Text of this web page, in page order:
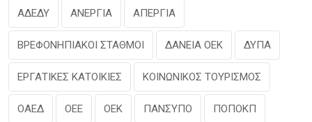
ΑΔΕΔΥ ΑΝΕΡΓΙΑ ΑΠΕΡΓΙΑ
ΒΡΕΦΟΝΗΠΙΑΚΟΙ ΣΤΑΘΜΟΙ ΔΑΝΕΙΑ ΟΕΚ ΔΥΠΑ
ΕΡΓΑΤΙΚΕΣ ΚΑΤΟΙΚΙΕΣ ΚΟΙΝΩΝΙΚΟΣ ΤΟΥΡΙΣΜΟΣ
ΟΑΕΔ ΟΕΕ ΟΕΚ ΠΑΝΣΥΠΟ ΠΟΠΟΚΠ